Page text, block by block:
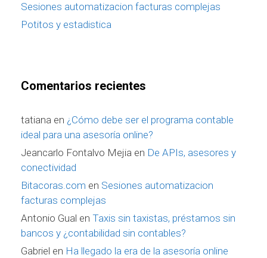
Sesiones automatizacion facturas complejas
Potitos y estadistica
Comentarios recientes
tatiana en ¿Cómo debe ser el programa contable
ideal para una asesoría online?
Jeancarlo Fontalvo Mejia en De APIs, asesores y
conectividad
Bitacoras.com en Sesiones automatizacion
facturas complejas
Antonio Gual en Taxis sin taxistas, préstamos sin
bancos y ¿contabilidad sin contables?
Gabriel en Ha llegado la era de la asesoría online